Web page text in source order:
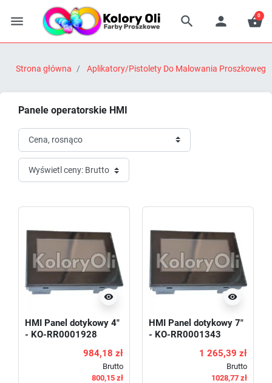
   
0
Strona główna Aplikatory/Pistolety Do Malowania Proszkowego
Panele operatorskie HMI

HMI Panel dotykowy 4"
- KO-RR0001928
984,18 zł
Brutto
800,15 zł

HMI Panel dotykowy 7"
- KO-RR0001343
1 265,39 zł
Brutto
1028,77 zł